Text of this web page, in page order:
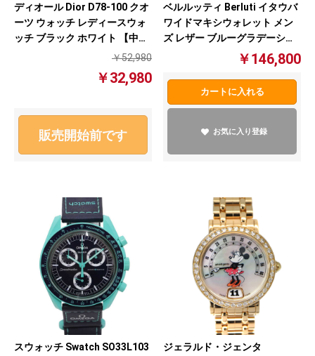
ディオール Dior D78-100 クオ
ーツ ウォッチ レディースウォ
ッチ ブラック ホワイト 【中
￥52,980
￥32,980
販売開始前です
ベルルッティ Berluti イタウバ
ワイドマキシウォレット メン
ズ レザー ブルーグラデーショ
ン 長財布【中古】￥146,800
カートに入れる
お気に入り登録
スウォッチ Swatch SO33L103
ジェラルド・ジェンタ